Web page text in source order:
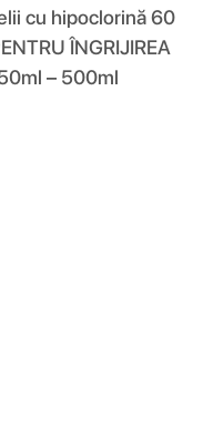
cu hipoclorină 60
ÎNGRIJIREA
– 500ml